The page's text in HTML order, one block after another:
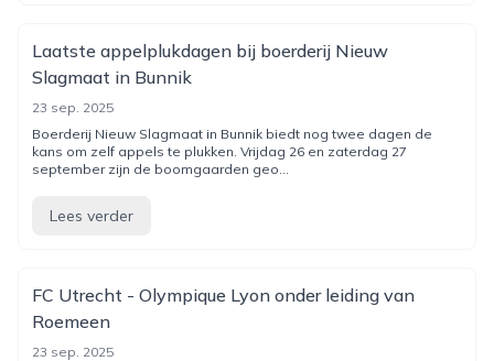
Laatste appelplukdagen bij boerderij Nieuw
Slagmaat in Bunnik
23 sep. 2025
Boerderij Nieuw Slagmaat in Bunnik biedt nog twee dagen de
kans om zelf appels te plukken. Vrijdag 26 en zaterdag 27
september zijn de boomgaarden geo...
Lees verder
FC Utrecht - Olympique Lyon onder leiding van
Roemeen
23 sep. 2025